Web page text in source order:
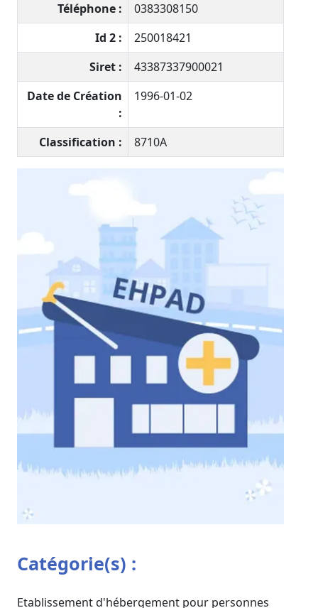
Téléphone :
0383308150
Id 2 :
250018421
Siret :
43387337900021
Date de Création
:
1996-01-02
Classification : 8710A
Catégorie(s) :
Etablissement d'hébergement pour personnes